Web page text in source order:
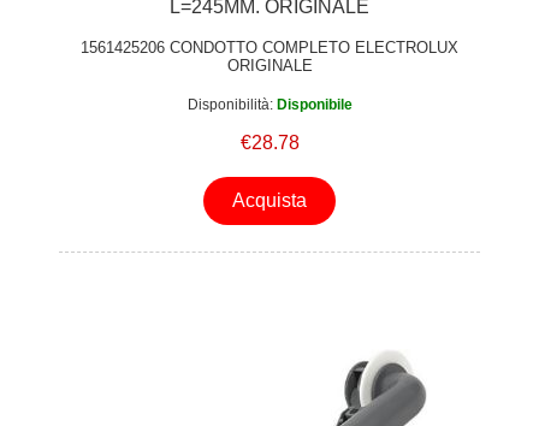
L=245MM. ORIGINALE
1561425206 CONDOTTO COMPLETO ELECTROLUX
ORIGINALE
Disponibilità: Disponibile
€28.78
Acquista